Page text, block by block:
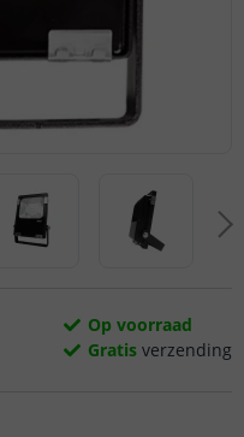
Op voorraad
Gratis verzending